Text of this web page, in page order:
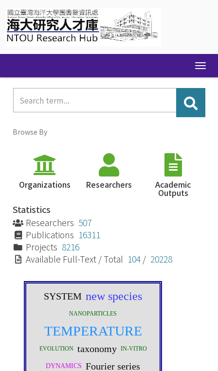
navigation
Browse By
Organizations Researchers Academic
Outputs
Statistics
Researchers 507
Publications 16311
Projects 8216
Available Full-Text / Total 104 / 20228